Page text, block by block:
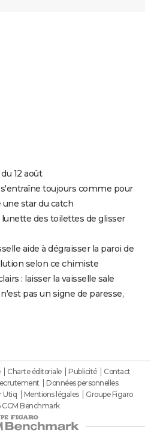
12 août
s'entraîne toujours comme pour
star du catch
des toilettes de glisser
aide à dégraisser la paroi de
selon ce chimiste
: laisser la vaisselle sale
pas un signe de paresse,
Charte éditoriale Publicité
Contact
Données personnelles
Utiq Mentions légales
Groupe Figaro
Benchmark